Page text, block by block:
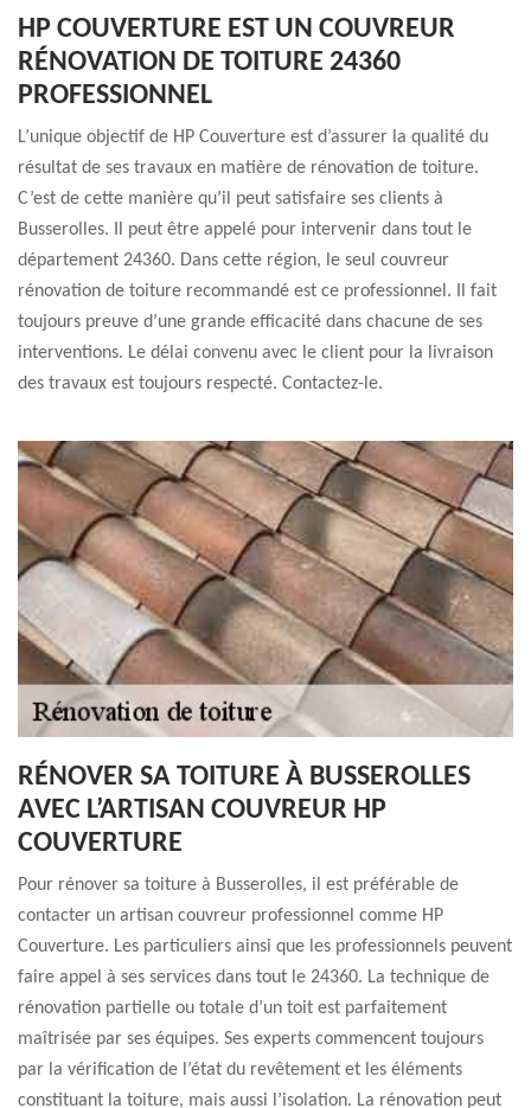
HP COUVERTURE EST UN COUVREUR
RÉNOVATION DE TOITURE 24360
PROFESSIONNEL
L’unique objectif de HP Couverture est d’assurer la qualité du
résultat de ses travaux en matière de rénovation de toiture.
C’est de cette manière qu’il peut satisfaire ses clients à
Busserolles. Il peut être appelé pour intervenir dans tout le
département 24360. Dans cette région, le seul couvreur
rénovation de toiture recommandé est ce professionnel. Il fait
toujours preuve d’une grande efficacité dans chacune de ses
interventions. Le délai convenu avec le client pour la livraison
des travaux est toujours respecté. Contactez-le.
RÉNOVER SA TOITURE À BUSSEROLLES
AVEC L’ARTISAN COUVREUR HP
COUVERTURE
Pour rénover sa toiture à Busserolles, il est préférable de
contacter un artisan couvreur professionnel comme HP
Couverture. Les particuliers ainsi que les professionnels peuvent
faire appel à ses services dans tout le 24360. La technique de
rénovation partielle ou totale d’un toit est parfaitement
maîtrisée par ses équipes. Ses experts commencent toujours
par la vérification de l’état du revêtement et les éléments
constituant la toiture, mais aussi l’isolation. La rénovation peut